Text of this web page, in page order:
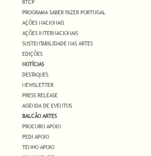
RTCP
PROGRAMA SABER FAZER PORTUGAL
AÇÕES NACIONAIS
AÇÕES INTERNACIONAIS
SUSTENTABILIDADE NAS ARTES
EDIÇÕES
NOTÍCIAS
DESTAQUES
NEWSLETTER
PRESS RELEASE
AGENDA DE EVENTOS
BALCÃO ARTES
PROCURO APOIO
PEDI APOIO
TENHO APOIO